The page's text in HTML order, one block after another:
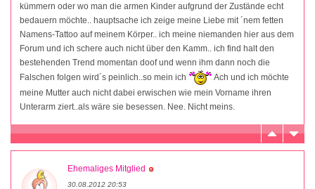
kümmern oder wo man die armen Kinder aufgrund der Zustände echt
bedauern möchte.. hauptsache ich zeige meine Liebe mit ´nem fetten
Namens-Tattoo auf meinem Körper.. ich meine niemanden hier aus dem
Forum und ich schere auch nicht über den Kamm.. ich find halt den
bestehenden Trend momentan doof und wenn ihm dann noch die
Falschen folgen wird´s peinlich..so mein ich
Ach und ich möchte
meine Mutter auch nicht dabei erwischen wie mein Vorname ihren
Unterarm ziert..als wäre sie besessen. Nee. Nicht meins.
Ehemaliges Mitglied
30.08.2012 20:53